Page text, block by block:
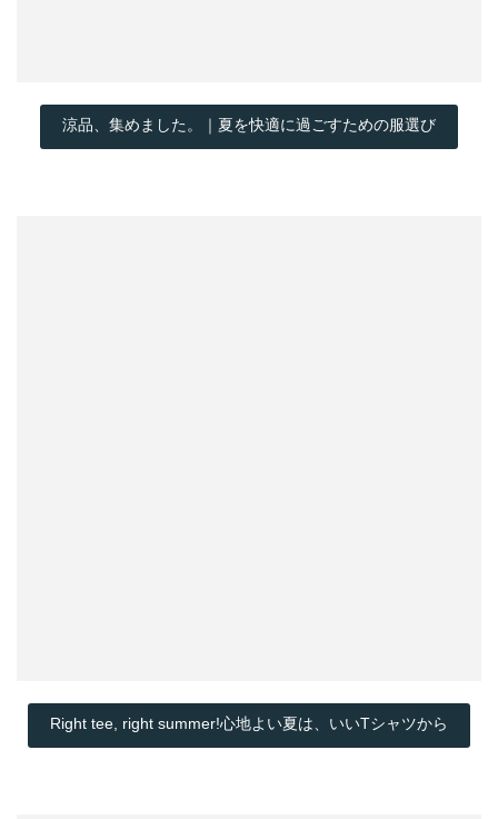
涼品、集めました。｜夏を快適に過ごすための服選び
Right tee, right summer!心地よい夏は、いいTシャツから